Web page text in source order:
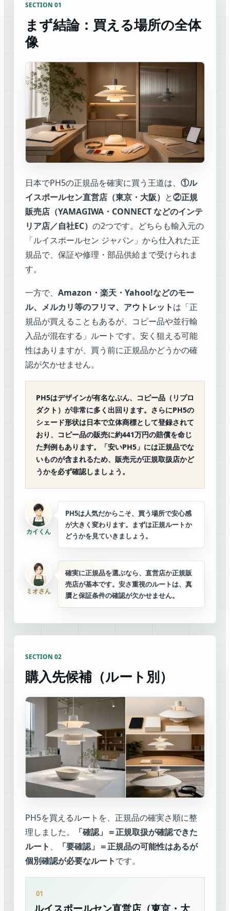
SECTION 01
まず結論：買える場所の全体
像
日本でPH5の正規品を確実に買う王道は、 ①ル
イスポールセン直営店（東京・大阪） と②正規
販売店（YAMAGIWA・CONNECT などのインテ
リア店／自社EC） の2つです。どちらも輸入元の
「ルイスポールセン ジャパン」から仕入れた正
規品で、保証や修理・部品供給まで受けられま
す。
一方で、 Amazon・楽天・Yahoo!などのモー
ル、メルカリ等のフリマ、アウトレットは「正
規品が買えることもあるが、コピー品や並行輸
入品が混在する」ルートです。安く狙える可能
性はありますが、買う前に正規品かどうかの確
認が欠かせません。
PH5はデザインが有名なぶん、コピー品（リプロ
ダクト）が非常に多く出回ります。さらにPH5の
シェード形状は日本で立体商標として登録されて
おり、コピー品の販売に約441万円の賠償を命じ
た判例もあります。「安いPH5」には正規品でな
いものが含まれるため、販売元が正規取扱店かど
うかを必ず確認しましょう。
カイくん
PH5は人気だからこそ、買う場所で安心感
が大きく変わります。まずは正規ルートか
どうかを見ていきましょう。
ミオさん
確実に正規品を選ぶなら、直営店か正規販
売店が基本です。安さ重視のルートは、真
贋と保証条件の確認が欠かせません。
SECTION 02
購入先候補（ルート別）
PH5を買えるルートを、正規品の確実さ順に整
理しました。
「確認」＝正規取扱が確認できた
ルート 、
「要確認」＝正規品の可能性はあるが
個別確認が必要なルートです。
ルイスポールセン直営店（東京・大